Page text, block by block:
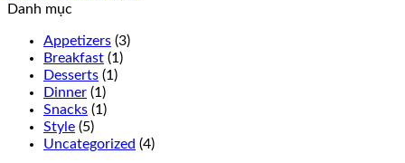
Danh mục
Appetizers (3)
Breakfast (1)
Desserts (1)
Dinner (1)
Snacks (1)
Style (5)
Uncategorized (4)